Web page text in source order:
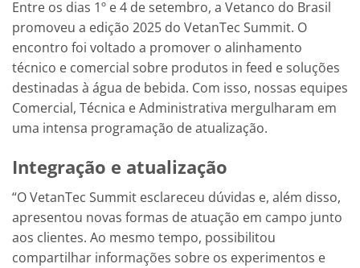
Entre os dias 1º e 4 de setembro, a Vetanco do Brasil
promoveu a edição 2025 do VetanTec Summit. O
encontro foi voltado a promover o alinhamento
técnico e comercial sobre produtos in feed e soluções
destinadas à água de bebida. Com isso, nossas equipes
Comercial, Técnica e Administrativa mergulharam em
uma intensa programação de atualização.
Integração e atualização
“O VetanTec Summit esclareceu dúvidas e, além disso,
apresentou novas formas de atuação em campo junto
aos clientes. Ao mesmo tempo, possibilitou
compartilhar informações sobre os experimentos e